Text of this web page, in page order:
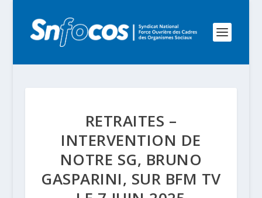
RETRAITES –
INTERVENTION DE
NOTRE SG, BRUNO
GASPARINI, SUR BFM TV